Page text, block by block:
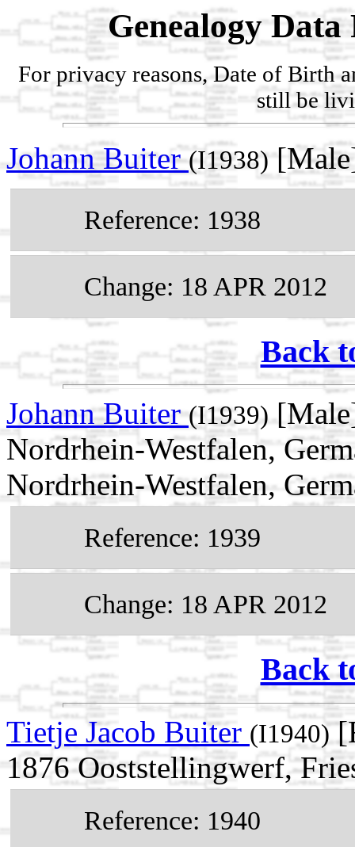
Genealogy Data
For privacy reasons, Date of Birth
still be
Johann Buiter(I1938)
Reference: 1938
Change: 18 APR 2012
Back
Johann Buiter (I1939)
Nordrhein-Westfalen,
Nordrhein-Westfalen,
Reference: 1939
Change: 18 APR 2012
Back
Tietje Jacob Buiter (I1940)
1876 Ooststellingwerf,
Reference: 1940